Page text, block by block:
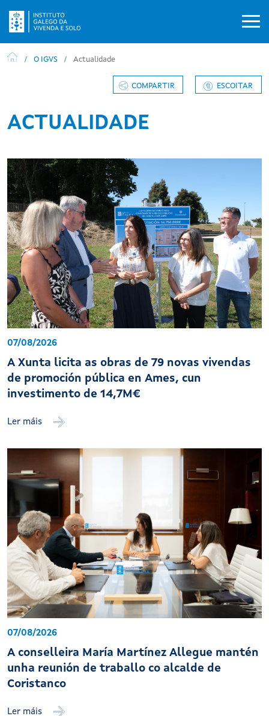
O IGVS Actualidade
ACTUALIDADE
COMPARTIR ESCOITAR
07/08/2026
A Xunta licita as obras de 79 novas vivendas
de promoción pública en Ames, cun
investimento de 14,7M€
Ler máis
07/08/2026
A conselleira María Martínez Allegue mantén
unha reunión de traballo co alcalde de
Coristanco
Ler máis